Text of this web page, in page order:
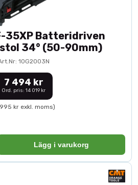
35XP Batteridriven
34° (50-90mm)
10G2003N
7 494 kr
Ord. pris: 14 019 kr
kr exkl. moms)
Lägg i varukorg